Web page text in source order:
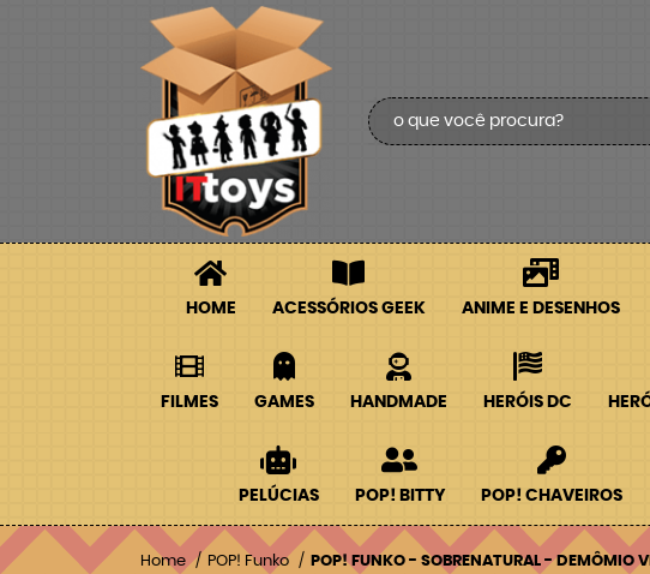
HOME ACESSÓRIOS GEEK ANIME E DESENHOS
FILMES GAMES HANDMADE HERÓIS DC
PELÚCIAS POP! BITTY POP! CHAVEIROS
Home POP! Funko POP! FUNKO - SOBRENATURAL - DEMÔMIO